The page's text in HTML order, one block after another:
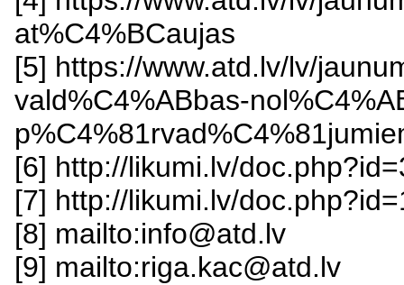
at%C4%BCaujas
[5] https://www.atd.lv/lv/
vald%C4%ABbas-
[6] http://likumi.lv/
[7] http://likumi.lv/
[8] mailto:info@atd.lv
[9] mailto:riga.kac@atd.lv